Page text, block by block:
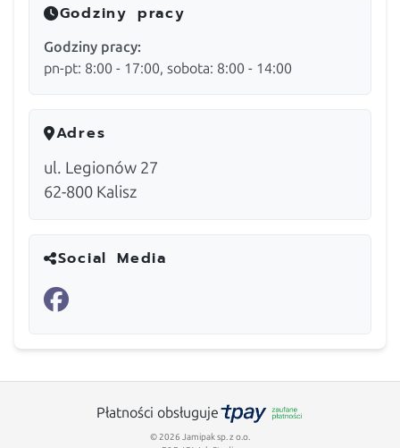
Godziny pracy
Godziny pracy:
pn-pt: 8:00 - 17:00, sobota: 8:00 - 14:00
Adres
ul. Legionów 27
62-800 Kalisz
Social Media
Płatności obsługuje
© 2026 Jamipak sp. z o.o.